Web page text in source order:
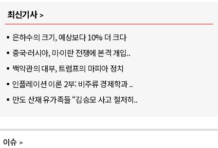
최신기사
은하수의 크기, 예상보다 10% 더 크다
중국·러시아, 미·이란 전쟁에 본격 개입..
백악관의 대부, 트럼프의 마피아 정치
인플레이션 이론 2부: 비주류 경제학과 ..
만도 산재 유가족들 “김승모 사고 철저히..
이슈